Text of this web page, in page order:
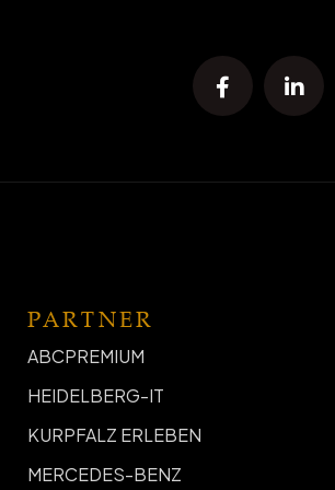
PARTNER
ABCPREMIUM
HEIDELBERG-IT
KURPFALZ ERLEBEN
MERCEDES-BENZ